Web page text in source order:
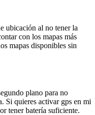
ubicación al no tener la
con los mapas más
mapas disponibles sin
plano para no
Si quieres activar gps en mi
tener batería suficiente.